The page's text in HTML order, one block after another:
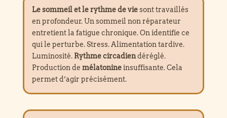
Le sommeil et le rythme de viesont travaillés
en profondeur. Un sommeil non réparateur
entretient la fatigue chronique. On identifie ce
qui le perturbe. Stress. Alimentation tardive.
Luminosité. Rythme circadiendéréglé.
Production de mélatonineinsuffisante. Cela
permet d’agir précisément.